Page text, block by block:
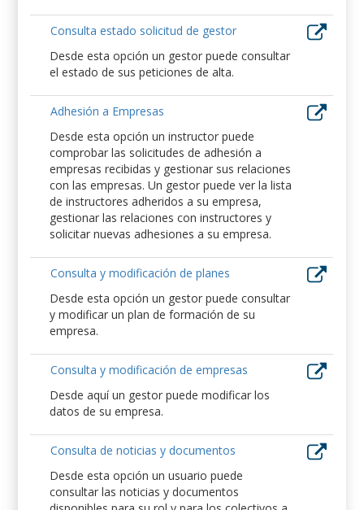
Consulta estado solicitud de gestor
Desde esta opción un gestor puede consultar
el estado de sus peticiones de alta.
Adhesión a Empresas
Desde esta opción un instructor puede
comprobar las solicitudes de adhesión a
empresas recibidas y gestionar sus relaciones
con las empresas. Un gestor puede ver la lista
de instructores adheridos a su empresa,
gestionar las relaciones con instructores y
solicitar nuevas adhesiones a su empresa.
Consulta y modificación de planes
Desde esta opción un gestor puede consultar
y modificar un plan de formación de su
empresa.
Consulta y modificación de empresas
Desde aquí un gestor puede modificar los
datos de su empresa.
Consulta de noticias y documentos
Desde esta opción un usuario puede
consultar las noticias y documentos